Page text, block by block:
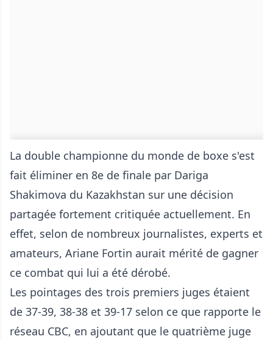
La double championne du monde de boxe s'est
fait éliminer en 8e de finale par Dariga
Shakimova du Kazakhstan sur une décision
partagée fortement critiquée actuellement. En
effet, selon de nombreux journalistes, experts et
amateurs, Ariane Fortin aurait mérité de gagner
ce combat qui lui a été dérobé.
Les pointages des trois premiers juges étaient
de 37-39, 38-38 et 39-17 selon ce que rapporte le
réseau CBC, en ajoutant que le quatrième juge